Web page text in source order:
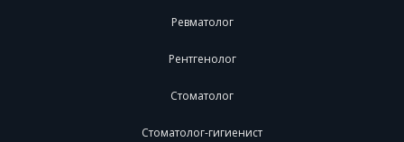
Ревматолог
Рентгенолог
Стоматолог
Стоматолог-гигиенист